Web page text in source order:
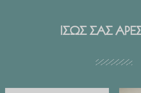
ΙΣΩΣ ΣΑΣ